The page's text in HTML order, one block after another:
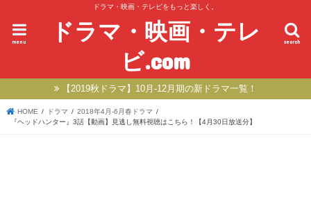
ドラマ・映画・テレビをもっと楽しく。
ドラマ・映画・テレ
ビ.com
search
menu
【2019秋ドラマ】10月-12月期の新ドラマ一覧！
HOME ドラマ
2018年4月-6月春ドラマ
『ヘッドハンター』3話【動画】見逃し無料視聴はこちら！【4月30日放送分】